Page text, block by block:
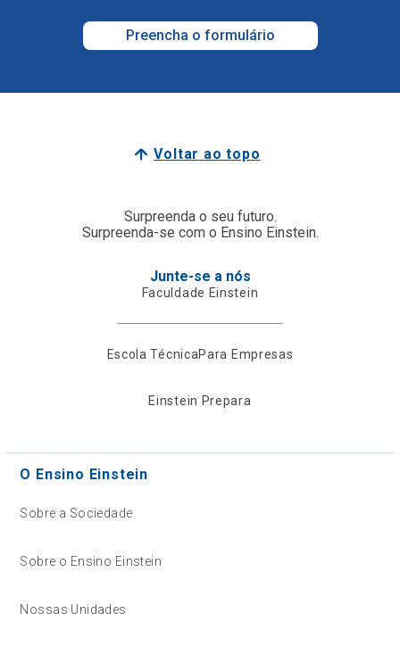
Preencha o formulário
Voltar ao topo
Surpreenda o seu futuro.
Surpreenda-se com o Ensino Einstein.
Junte-se a nós
Faculdade Einstein
Escola TécnicaPara Empresas
Einstein Prepara
O Ensino Einstein
Sobre a Sociedade
Sobre o Ensino Einstein
Nossas Unidades